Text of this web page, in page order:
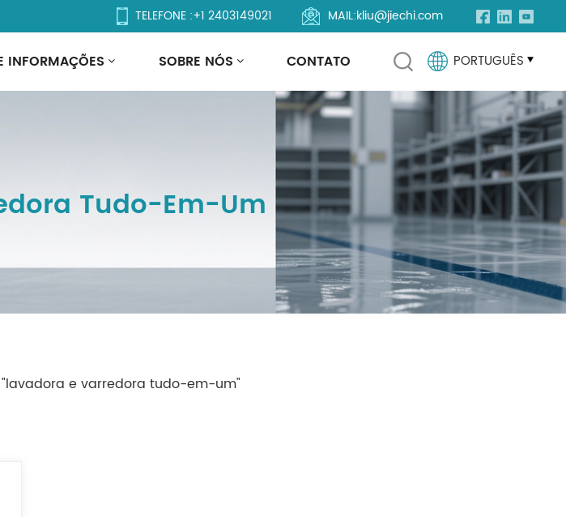
TELEFONE :+1 2403149021 MAIL:kliu@jiechi.com
INFORMAÇÕES SOBRE NÓS CONTATO PORTUGUÊS
English
Français
Русский
Español
Português
العربية
Tudo-Em-Um
e varredora tudo-em-um"